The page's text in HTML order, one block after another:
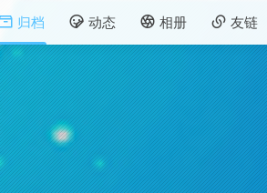
归档 动态 相册 友链